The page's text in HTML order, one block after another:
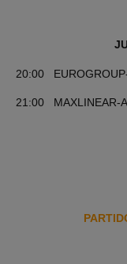
20:00
21:00 MAXLINEAR-